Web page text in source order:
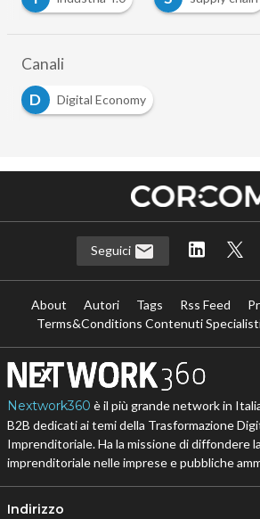
Canali
D
Digital Economy
Seguici
About Autori Tags Rss Feed
Terms&Conditions Contenuti
Nextwork360 è il più grande network in
B2B dedicati ai temi della Trasformazione
Imprenditoriale. Ha la missione di diffondere
imprenditoriale nelle imprese e pubbliche
Indirizzo